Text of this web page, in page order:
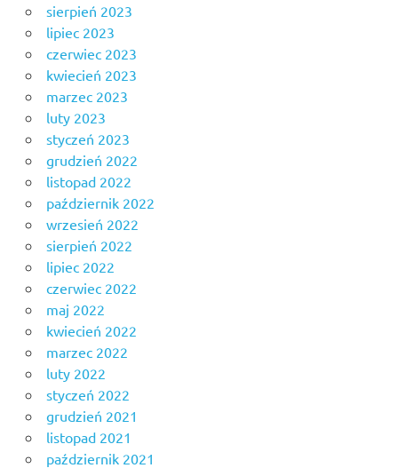
sierpień 2023
lipiec 2023
czerwiec 2023
kwiecień 2023
marzec 2023
luty 2023
styczeń 2023
grudzień 2022
listopad 2022
październik 2022
wrzesień 2022
sierpień 2022
lipiec 2022
czerwiec 2022
maj 2022
kwiecień 2022
marzec 2022
luty 2022
styczeń 2022
grudzień 2021
listopad 2021
październik 2021